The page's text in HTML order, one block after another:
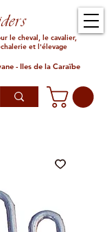
le cheval, le cavalier,
et l'élevage
- Iles de la Caraïbe